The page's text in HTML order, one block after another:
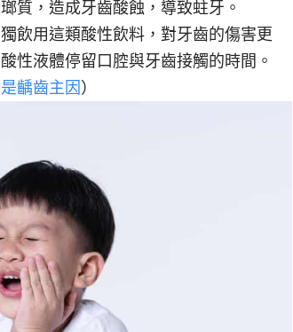
質，造成牙齒酸蝕，導致蛀牙。
飲用這類酸性飲料，對牙齒的傷害更
性液體停留口腔與牙齒接觸的時間。
齲齒主因）